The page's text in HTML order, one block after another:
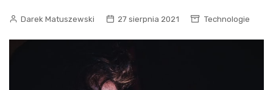
Darek Matuszewski 27 sierpnia 2021 Technologie